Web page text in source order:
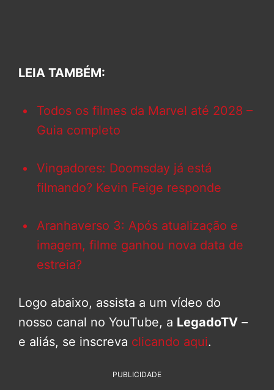
LEIA TAMBÉM:
Todos os filmes da Marvel até 2028 –
Guia completo
Vingadores: Doomsday já está
filmando? Kevin Feige responde
Aranhaverso 3: Após atualização e
imagem, filme ganhou nova data de
estreia?
Logo abaixo, assista a um vídeo do
nosso canal no YouTube, a LegadoTV –
e aliás, se inscreva clicando aqui.
PUBLICIDADE